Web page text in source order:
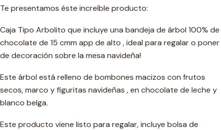
Te presentamos éste increíble producto:
Caja Tipo Arbolito que incluye una bandeja de árbol 100% de
chocolate de 15 cmm app de alto , ideal para regalar o poner
de decoración sobre la mesa navideña!
Este árbol está relleno de bombones macizos con frutos
secos, marco y figuritas navideñas , en chocolate de leche y
blanco belga.
Este producto viene listo para regalar, incluye bolsa de